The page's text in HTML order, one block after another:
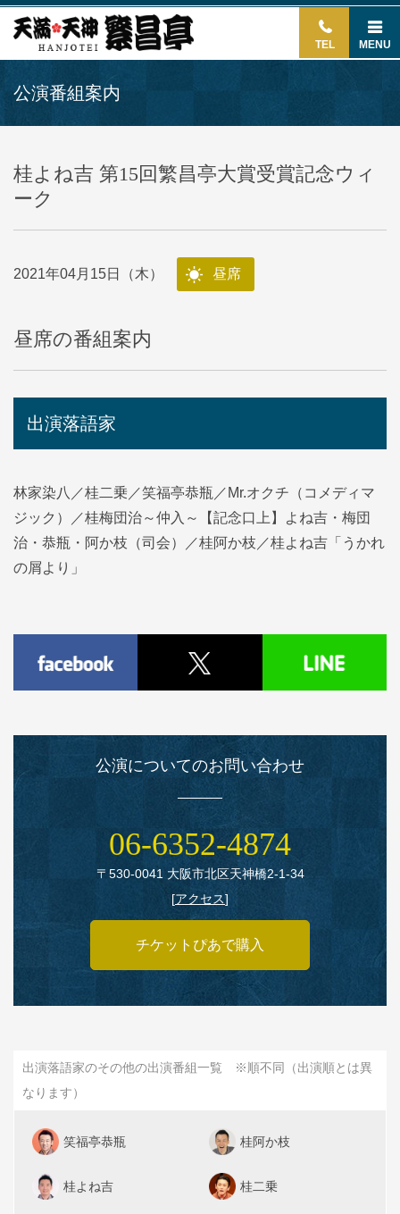
TEL MENU
公演番組案内
桂よね吉 第15回繁昌亭大賞受賞記念ウィ
ーク
2021年04月15日（木） 昼席
昼席の番組案内
出演落語家
林家染八／桂二乗／笑福亭恭瓶／Mr.オクチ（コメディマ
ジック）／桂梅団治～仲入～【記念口上】よね吉・梅団
治・恭瓶・阿か枝（司会）／桂阿か枝／桂よね吉「うかれ
の屑より」
公演についてのお問い合わせ
06‑6352‑4874
〒530‑0041 大阪市北区天神橋2‑1‑34
[アクセス]
チケットぴあで購入
出演落語家のその他の出演番組一覧 ※順不同（出演順とは異
なります）
笑福亭恭瓶 桂阿か枝
桂よね吉 桂二乗